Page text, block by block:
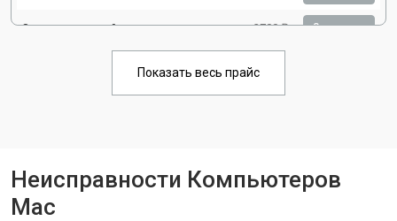
Замена звуковой платы от 2700 ₽ Заказать
Показать весь прайс
Неисправности Компьютеров
Mac